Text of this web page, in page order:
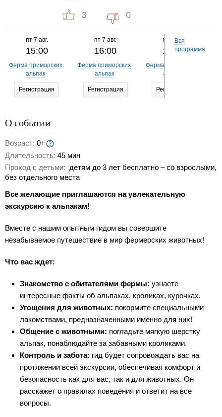
3 0
пт 7 авг.
15:00
Ферма приморских
альпак
Регистрация
пт7 авг.
16:00
Ферма приморских
альпак
Регистрация
пт 7 авг.
17:00
Ферма приморских
альпак
Регистрация
Вся
программа
О событии
Возраст: 0+
Длительность: 45 мин
Проход с детьми: детям до 3 лет бесплатно – со взрослыми,
без отдельного места
Все желающие приглашаются на увлекательную
экскурсию к альпакам!
Вместе с нашим опытным гидом вы совершите
незабываемое путешествие в мир фермерских животных!
Что вас ждет:
Знакомство с обитателями фермы: узнаете
интересные факты об альпаках, кроликах, курочках.
Угощения для животных: покормите специальными
лакомствами, предназначенными именно для них!
Общение с животными: погладьте мягкую шерстку
альпак, понаблюдайте за забавными кроликами.
Контроль и забота: гид будет сопровождать вас на
протяжении всей экскурсии, обеспечивая комфорт и
безопасность как для вас, так и для животных. Он
расскажет о правилах поведения и ответит на все
вопросы.